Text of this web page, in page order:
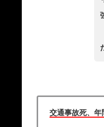
交通事故死、年